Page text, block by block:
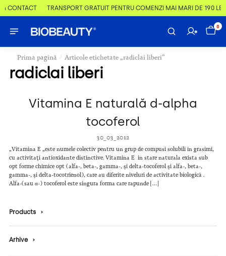
CONTACT TRANSPORT GRATUIT PENTRU COMENZI MAI MARI DE 190 LEI
0
Prima pagină / Articole etichetate „radiclai liberi”
radiclai liberi
Vitamina E naturală d-alpha
tocoferol
30_03_2012
„Vitamina E „este numele colectiv pentru un grup de compusi solubili in grasimi,
cu activitaţi antioxidante distinctive. Vitamina E in stare naturala exista sub
opt forme chimice opt (alfa-, beta-, gamma-, şi delta-tocoferol şi alfa-, beta-,
gamma-, şi delta-tocotrienol), care au diferite niveluri de activitate biologică .
Alfa-(sau α-) tocoferol este singura forma care rapunde […]
Products ›
Arhive ›